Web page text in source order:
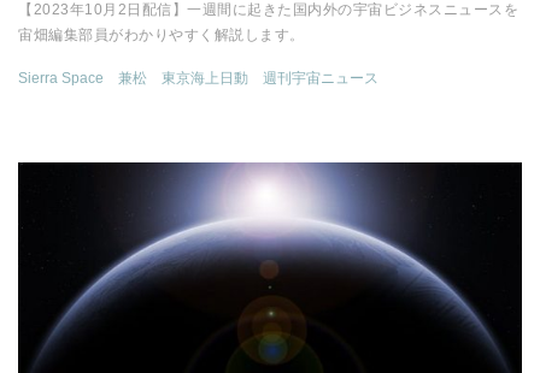
【2023年10月2日配信】一週間に起きた国内外の宇宙ビジネスニュースを
宙畑編集部員がわかりやすく解説します。
Sierra Space 兼松 東京海上日動 週刊宇宙ニュース